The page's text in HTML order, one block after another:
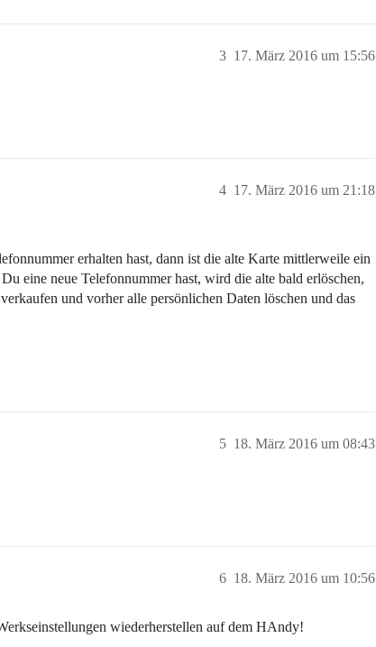
17. März 2016 um 15:56
3
17. März 2016 um 21:18
4
erhalten hast, dann ist die alte Karte mittlerweile ein
eine neue Telefonnummer hast, wird die alte bald erlöschen,
und vorher alle persönlichen Daten löschen und das
18. März 2016 um 08:43
5
18. März 2016 um 10:56
6
wiederherstellen auf dem HAndy!